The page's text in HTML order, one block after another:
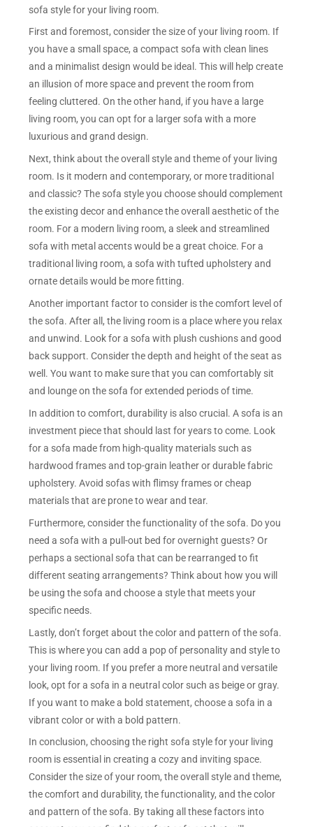
sofa style for your living room.
First and foremost, consider the size of your living room. If
you have a small space, a compact sofa with clean lines
and a minimalist design would be ideal. This will help create
an illusion of more space and prevent the room from
feeling cluttered. On the other hand, if you have a large
living room, you can opt for a larger sofa with a more
luxurious and grand design.
Next, think about the overall style and theme of your living
room. Is it modern and contemporary, or more traditional
and classic? The sofa style you choose should complement
the existing decor and enhance the overall aesthetic of the
room. For a modern living room, a sleek and streamlined
sofa with metal accents would be a great choice. For a
traditional living room, a sofa with tufted upholstery and
ornate details would be more fitting.
Another important factor to consider is the comfort level of
the sofa. After all, the living room is a place where you relax
and unwind. Look for a sofa with plush cushions and good
back support. Consider the depth and height of the seat as
well. You want to make sure that you can comfortably sit
and lounge on the sofa for extended periods of time.
In addition to comfort, durability is also crucial. A sofa is an
investment piece that should last for years to come. Look
for a sofa made from high-quality materials such as
hardwood frames and top-grain leather or durable fabric
upholstery. Avoid sofas with flimsy frames or cheap
materials that are prone to wear and tear.
Furthermore, consider the functionality of the sofa. Do you
need a sofa with a pull-out bed for overnight guests? Or
perhaps a sectional sofa that can be rearranged to fit
different seating arrangements? Think about how you will
be using the sofa and choose a style that meets your
specific needs.
Lastly, don’t forget about the color and pattern of the sofa.
This is where you can add a pop of personality and style to
your living room. If you prefer a more neutral and versatile
look, opt for a sofa in a neutral color such as beige or gray.
If you want to make a bold statement, choose a sofa in a
vibrant color or with a bold pattern.
In conclusion, choosing the right sofa style for your living
room is essential in creating a cozy and inviting space.
Consider the size of your room, the overall style and theme,
the comfort and durability, the functionality, and the color
and pattern of the sofa. By taking all these factors into